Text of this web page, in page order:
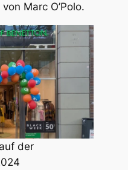
Marc O’Polo.
der